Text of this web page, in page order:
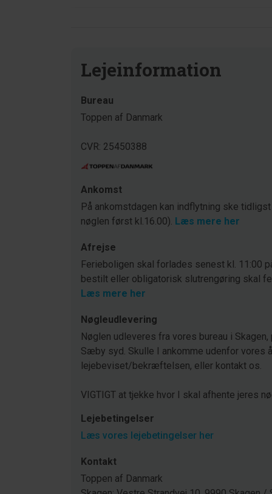
Lejeinformation
Bureau
Toppen af Danmark
CVR: 25450388
Ankomst
På ankomstdagen kan indflytning ske
nøglen først kl.16.00). Læs mere her
Afrejse
Ferieboligen skal forlades senest kl. 11:00
bestilt eller obligatorisk slutrengøring skal
Læs mere her
Nøgleudlevering
Nøglen udleveres fra vores bureau i
Sæby syd. Skulle I ankomme udenfor vores
lejebeviset/bekræftelsen, eller kontakt os.
VIGTIGT at tjekke hvor I skal afhente jeres
Lejebetingelser
Læs vores lejebetingelser her
Kontakt
Toppen af Danmark